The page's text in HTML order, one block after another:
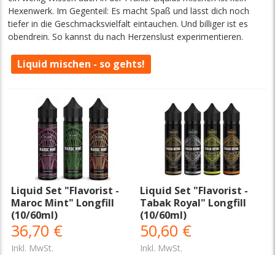
Hexenwerk. Im Gegenteil: Es macht Spaß und lässt dich noch
tiefer in die Geschmacksvielfalt eintauchen. Und billiger ist es
obendrein. So kannst du nach Herzenslust experimentieren.
Liquid mischen - so gehts!
Liquid Set "Flavorist -
Maroc Mint" Longfill
(10/60ml)
36,70 €
Inkl. MwSt.
Liquid Set "Flavorist -
Tabak Royal" Longfill
(10/60ml)
50,60 €
Inkl. MwSt.